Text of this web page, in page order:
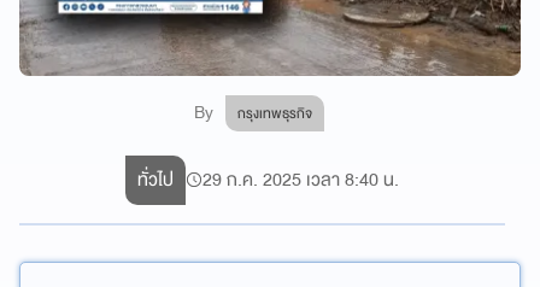
By กรุงเทพธุรกิจ
ทั่วไป 29 ก.ค. 2025 เวลา 8:40 น.